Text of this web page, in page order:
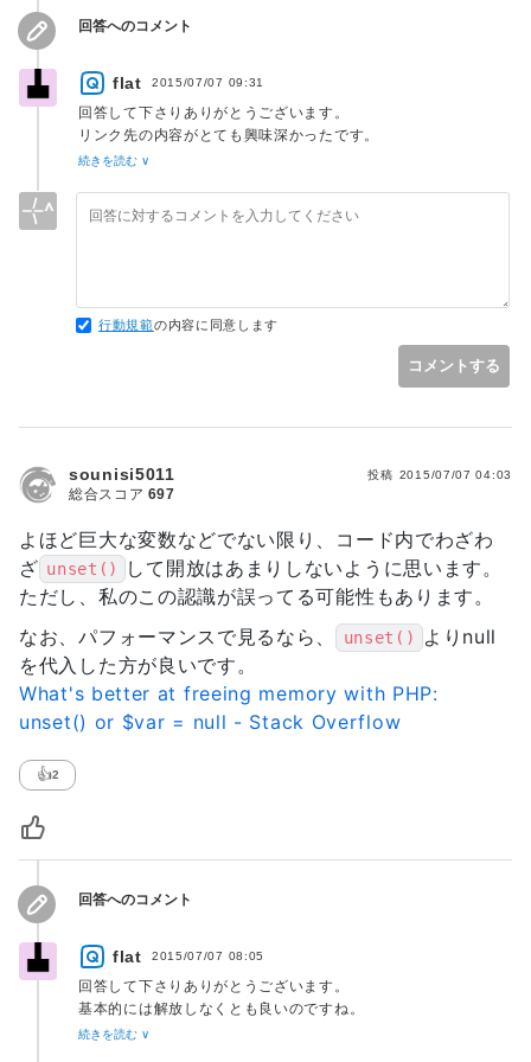
回答へのコメント
flat 2015/07/07 09:31
回答して下さりありがとうございます。
リンク先の内容がとても興味深かったです。
メモリも考慮するとまた違う選択肢が見えてくるのですね。
続きを読む ∨
行動規範の内容に同意します
コメントする
よほど巨大な変数などでない限り、コード内でわざわ
ざ unset()
して開放はあまりしないように思います。
ただし、私のこの認識が誤ってる可能性もあります。
なお、パフォーマンスで見るなら、
unset()
よりnull
を代入した方が良いです。
What's better at freeing memory with PHP:
unset() or $var = null - Stack Overflow
投稿 2015/07/07 04:03
sounisi5011
総合スコア 697
👍2
回答へのコメント
flat 2015/07/07 08:05
回答して下さりありがとうございます。
基本的には解放しなくとも良いのですね。
あとnullで上書きしてしまうのは目から鱗で大変参考になりま
続きを読む ∨